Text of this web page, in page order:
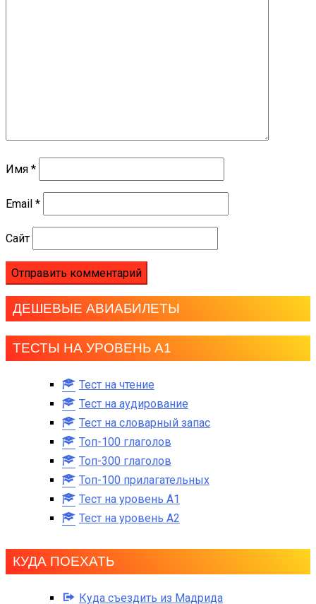
Имя *
Email *
Сайт
ДЕШЕВЫЕ АВИАБИЛЕТЫ
ТЕСТЫ НА УРОВЕНЬ А1
Тест на чтение
Тест на аудирование
Тест на словарный запас
Топ-100 глаголов
Топ-300 глаголов
Топ-100 прилагательных
Тест на уровень A1
Тест на уровень A2
КУДА ПОЕХАТЬ
Куда съездить из Мадрида